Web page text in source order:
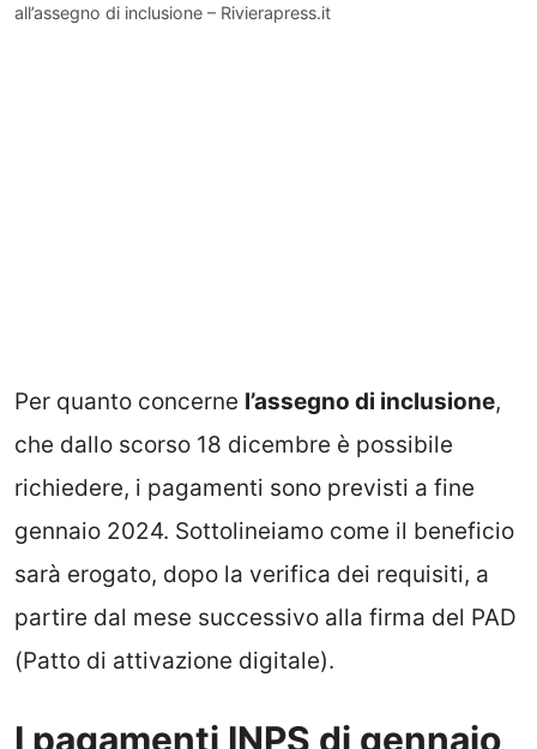
all’assegno di inclusione – Rivierapress.it
Per quanto concerne l’assegno di inclusione,
che dallo scorso 18 dicembre è possibile
richiedere, i pagamenti sono previsti a fine
gennaio 2024. Sottolineiamo come il beneficio
sarà erogato, dopo la verifica dei requisiti, a
partire dal mese successivo alla firma del PAD
(Patto di attivazione digitale).
I pagamenti INPS di gennaio